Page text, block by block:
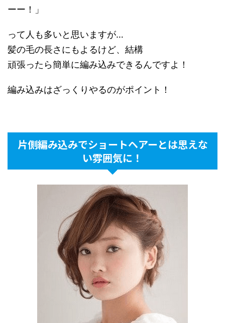
ーー！」
って人も多いと思いますが…
髪の毛の長さにもよるけど、結構
頑張ったら簡単に編み込みできるんですよ！
編み込みはざっくりやるのがポイント！
片側編み込みでショートヘアーとは思えな
い雰囲気に！